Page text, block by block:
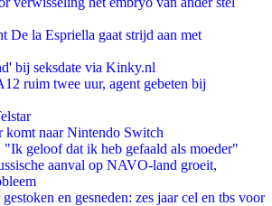
De la Espriella gaat strijd aan met
bij seksdate via Kinky.nl
ruim twee uur, agent gebeten bij
komt naar Nintendo Switch
"Ik geloof dat ik heb gefaald als moeder"
aanval op NAVO-land groeit,
en gesneden: zes jaar cel en tbs voor